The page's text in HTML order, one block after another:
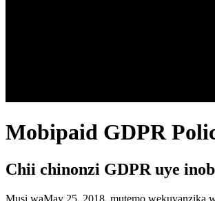
Mobipaid GDPR
Chii chinonzi GDPR uye
Musi waMay 25, 2018, mutemo wekuvanzika